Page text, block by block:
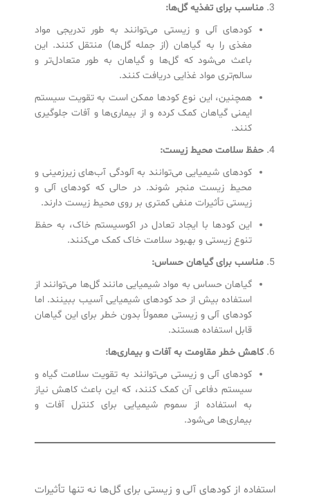
مناسب برای تغذیه گل‌ها:
کودهای آلی و زیستی می‌توانند به طور تدریجی مواد
مغذی را به گیاهان (از جمله گل‌ها) منتقل کنند. این
باعث می‌شود که گل‌ها و گیاهان به طور متعادل‌تر و
سالم‌تری مواد غذایی دریافت کنند.
همچنین، این نوع کودها ممکن است به تقویت سیستم
ایمنی گیاهان کمک کرده و از بیماری‌ها و آفات جلوگیری
کنند.
حفظ سلامت محیط زیست:
کودهای شیمیایی می‌توانند به آلودگی آب‌های زیرزمینی و
محیط زیست منجر شوند. در حالی که کودهای آلی و
زیستی تأثیرات منفی کمتری بر روی محیط زیست دارند.
این کودها با ایجاد تعادل در اکوسیستم خاک، به حفظ
تنوع زیستی و بهبود سلامت خاک کمک می‌کنند.
مناسب برای گیاهان حساس:
گیاهان حساس به مواد شیمیایی مانند گل‌ها می‌توانند از
استفاده بیش از حد کودهای شیمیایی آسیب ببینند. اما
کودهای آلی و زیستی معمولاً بدون خطر برای این گیاهان
قابل استفاده هستند.
کاهش خطر مقاومت به آفات و بیماری‌ها:
کودهای آلی و زیستی می‌توانند به تقویت سلامت گیاه و
سیستم دفاعی آن کمک کنند، که این باعث کاهش نیاز
به استفاده از سموم شیمیایی برای کنترل آفات و
بیماری‌ها می‌شود.
استفاده از کودهای آلی و زیستی برای گل‌ها نه تنها تأثیرات